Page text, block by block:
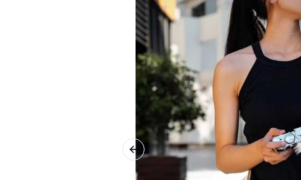
Previous slide